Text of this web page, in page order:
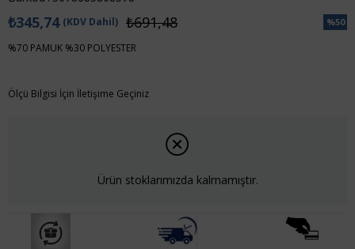
%50
₺691,48
₺345,74 (KDV Dahil)
%70 PAMUK %30 POLYESTER
Ölçü Bilgisi İçin İletişime Geçiniz
Ürün stoklarımızda kalmamıştır.